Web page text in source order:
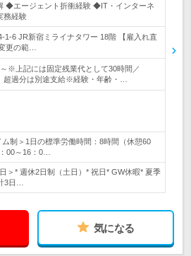
◆エージェント折衝経験 ◆IT・インターネ
務経験
1-6 JR新宿ミライナタワー 18階 【雇入れ直
更の範…
～※上記には固定残業代として30時間／
過分は別途支給※経験・年齢・…
制＞1日の標準労働時間：8時間（休憩60
00～16：0…
＞* 週休2日制（土日）* 祝日* GW休暇* 夏季
3日…
気になる